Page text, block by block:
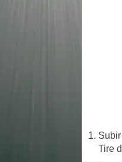
Subir
Tire